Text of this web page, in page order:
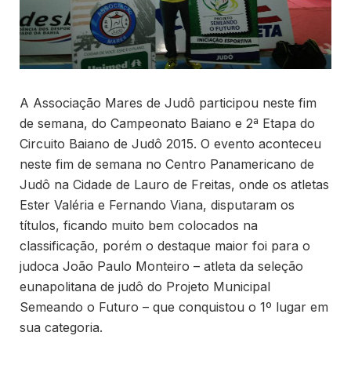
A Associação Mares de Judô participou neste fim
de semana, do Campeonato Baiano e 2ª Etapa do
Circuito Baiano de Judô 2015. O evento aconteceu
neste fim de semana no Centro Panamericano de
Judô na Cidade de Lauro de Freitas, onde os atletas
Ester Valéria e Fernando Viana, disputaram os
títulos, ficando muito bem colocados na
classificação, porém o destaque maior foi para o
judoca João Paulo Monteiro – atleta da seleção
eunapolitana de judô do Projeto Municipal
Semeando o Futuro – que conquistou o 1º lugar em
sua categoria.